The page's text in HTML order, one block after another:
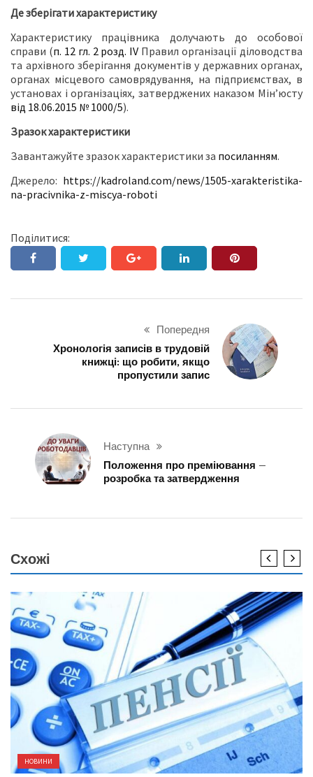
Де зберігати характеристику
Характеристику працівника долучають до особової
справи (п. 12 гл. 2 розд. ІV Правил організації діловодства
та архівного зберігання документів у державних органах,
органах місцевого самоврядування, на підприємствах, в
установах і організаціях, затверджених наказом Мін’юсту
від 18.06.2015 № 1000/5).
Зразок характеристики
Завантажуйте зразок характеристики за посиланням.
Джерело: https://kadroland.com/news/1505-xarakteristika-
na-pracivnika-z-miscya-roboti
Поділитися:
Попередня
Хронологія записів в трудовій
книжці: що робити, якщо
пропустили запис
Наступна
Положення про преміювання –
розробка та затвердження
Схожі
НОВИНИ